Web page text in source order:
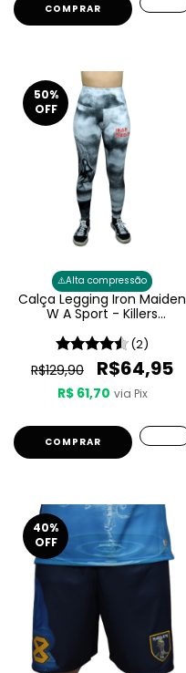
COMPRAR
50%
OFF
⚠️Alta compressão
Calça Legging Iron Maiden
W A Sport - Killers
(2)
R$129,90 R$64,95
R$ 61,70 via Pix
COMPRAR
40%
OFF